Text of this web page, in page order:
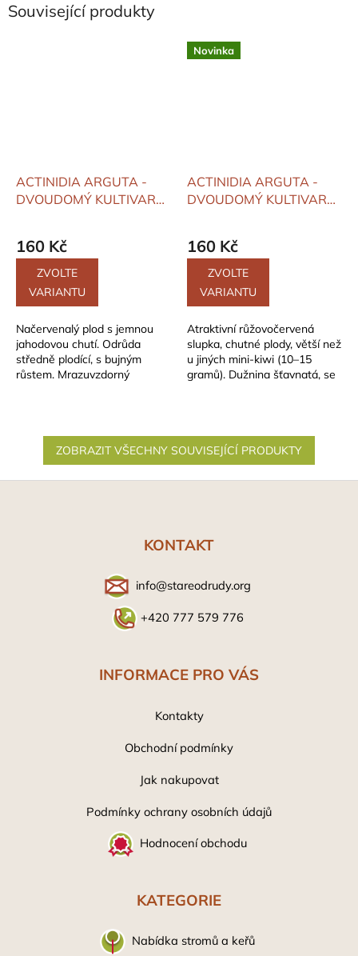
Související produkty
ACTINIDIA ARGUTA -
DVOUDOMÝ KULTIVAR
konzumní zralost: září -
říjen
160 Kč
ZVOLTE
VARIANTU
Načervenalý plod s jemnou
jahodovou chutí. Odrůda
středně plodící, s bujným
růstem. Mrazuvzdorný
Novinka
ACTINIDIA ARGUTA -
DVOUDOMÝ KULTIVAR
říjen
160 Kč
ZVOLTE
VARIANTU
Atraktivní růžovočervená
slupka, chutné plody, větší než
u jiných mini-kiwi (10–15
gramů). Dužnina šťavnatá, se
ZOBRAZIT VŠECHNY SOUVISEJÍCÍ PRODUKTY
KONTAKT
info@stareodrudy.org
+420 777 579 776
INFORMACE PRO VÁS
Kontakty
Obchodní podmínky
Jak nakupovat
Podmínky ochrany osobních údajů
Hodnocení obchodu
KATEGORIE
Nabídka stromů a keřů